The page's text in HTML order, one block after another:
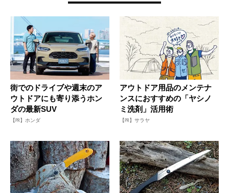
街でのドライブや週末のア
ウトドアにも寄り添うホン
ダの最新SUV
【PR】ホンダ
アウトドア用品のメンテナ
ンスにおすすめの「ヤシノ
ミ洗剤」活用術
【PR】サラヤ